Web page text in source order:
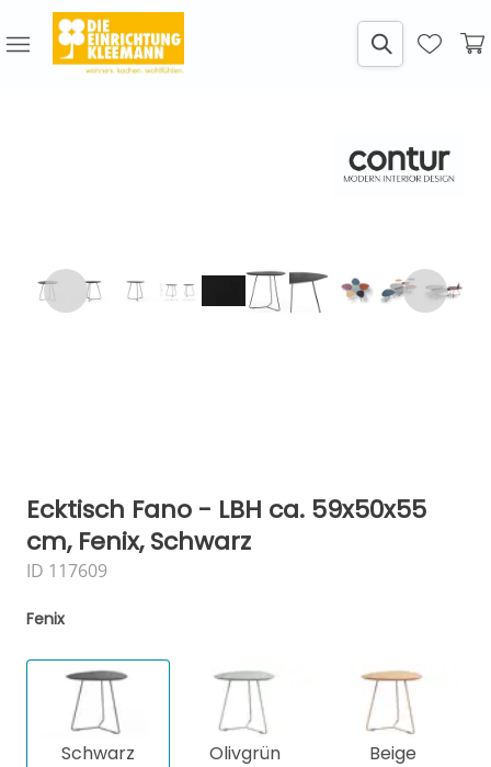
Ecktisch Fano - LBH ca. 59x50x55
cm, Fenix, Schwarz
ID 117609
Fenix
Schwarz Olivgrün Beige